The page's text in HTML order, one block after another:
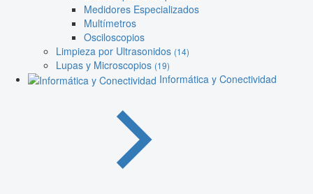
Medidores Especializados
Multímetros
Osciloscopios
Limpieza por Ultrasonidos (14)
Lupas y Microscopios (19)
Informática y Conectividad